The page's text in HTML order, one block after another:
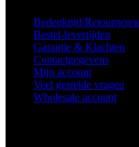
Bedenktijd/Retourneren
Bestel-levertijden
Garantie & Klachten
Contactgegevens
Mijn account
Veel gestelde vragen
Wholesale account